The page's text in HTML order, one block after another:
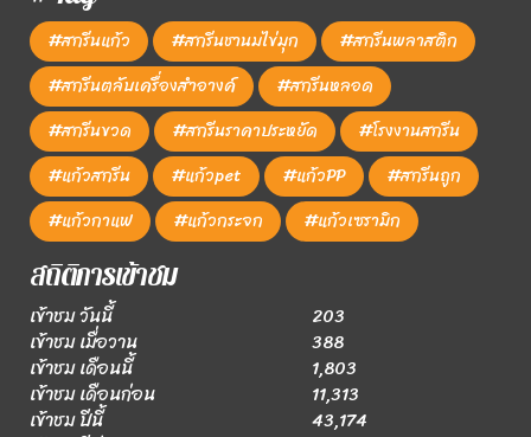
#สกรีนแก้ว #สกรีนชานมไข่มุก
#สกรีนพลาสติก
#สกรีนตลับเครื่องสำอางค์
#สกรีนหลอด
#สกรีนขวด
#สกรีนราคาประหยัด
#โรงงานสกรีน
#แก้วสกรีน
#แก้วpet #แก้วPP
#สกรีนถูก
#แก้วกาแฟ
#แก้วกระจก #แก้วเซรามิก
สถิติการเข้าชม
เข้าชม วันนี้
203
เข้าชม เมื่อวาน
388
เข้าชม เดือนนี้
1,803
เข้าชม เดือนก่อน
11,313
เข้าชม ปีนี้
43,174